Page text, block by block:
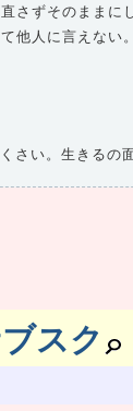
さずそのまま
他人に言えな
さい。生きるの
スク